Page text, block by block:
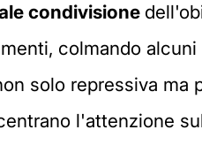
condivisione
colmando
solo repressiva
l'attenzione